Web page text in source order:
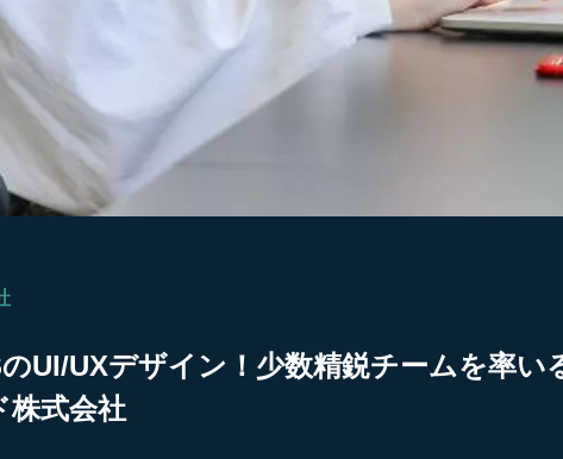
のUI/UXデザイン！少数精鋭チームを率
株式会社